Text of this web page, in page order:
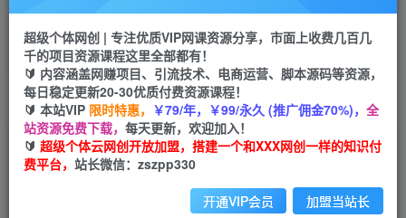
挂机
项目
脚本卡密
APP下载
GO
首页 创业课程 会员免费 正文
李鲆·短视频带货第16期，一部手机，碎片化时
间，零基础也能做，听话照做，保证出单
关注 私信
超级个体网创 | 专注优质VIP网课资源分享，市面上收费几百几
千的项目资源课程这里全部都有！
🔰 内容涵盖网赚项目、引流技术、电商运营、脚本源码等资源，
每日稳定更新20-30优质付费资源课程！
🔰 本站VIP 限时特惠， ￥79/年，￥99/永久 (推广佣金70%)， 全
站资源免费下载， 每天更新，欢迎加入！
🔰 超级个体云网创开放加盟，搭建一个和XXX网创一样的知识付
费平台， 站长微信：zszpp330
开通VIP会员 加盟当站长